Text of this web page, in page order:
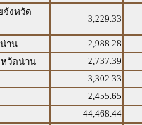
จังหวัด
3,229.33
าน
2,988.28
หวัดน่าน
2,737.39
3,302.33
2,455.65
44,468.44